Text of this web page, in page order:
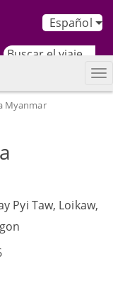
Español
Myanmar
Pyi Taw, Loikaw,